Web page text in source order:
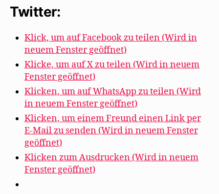
Twitter:
Klick, um auf Facebook zu teilen (Wird in
neuem Fenster geöffnet)
Klicke, um auf X zu teilen (Wird in neuem
Fenster geöffnet)
Klicken, um auf WhatsApp zu teilen (Wird
in neuem Fenster geöffnet)
Klicken, um einem Freund einen Link per
E-Mail zu senden (Wird in neuem Fenster
geöffnet)
Klicken zum Ausdrucken (Wird in neuem
Fenster geöffnet)